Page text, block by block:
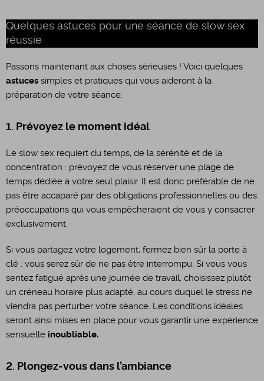
Quelques astuces pour une séance de slow sex
réussie
Passons maintenant aux choses sérieuses ! Voici quelques
astuces simples et pratiques qui vous aideront à la
préparation de votre séance.
1. Prévoyez le moment idéal
Le slow sex requiert du temps, de la sérénité et de la
concentration : prévoyez de vous réserver une plage de
temps dédiée à votre seul plaisir. Il est donc préférable de ne
pas être accaparé par des obligations professionnelles ou des
préoccupations qui vous empêcheraient de vous y consacrer
exclusivement.
Si vous partagez votre logement, fermez bien sûr la porte à
clé : vous serez sûr de ne pas être interrompu. Si vous vous
sentez fatigué après une journée de travail, choisissez plutôt
un créneau horaire plus adapté, au cours duquel le stress ne
viendra pas perturber votre séance. Les conditions idéales
seront ainsi mises en place pour vous garantir une expérience
sensuelle inoubliable.
2. Plongez-vous dans l’ambiance